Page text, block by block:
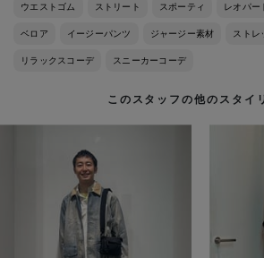
ウエストゴム ストリート スポーティ レオパー
ベロア イージーパンツ ジャージー素材 ストレ
リラックスコーデ スニーカーコーデ
このスタッフの他のスタイ